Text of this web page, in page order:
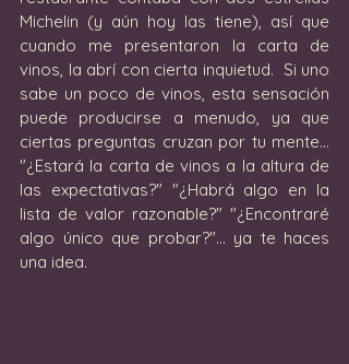
Michelin (y aún hoy las tiene), así que
cuando me presentaron la carta de
vinos, la abrí con cierta inquietud.  Si uno
sabe un poco de vinos, esta sensación
puede producirse a menudo, ya que
ciertas preguntas cruzan por tu mente...
"¿Estará la carta de vinos a la altura de
las expectativas?" "¿Habrá algo en la
lista de valor razonable?" "¿Encontraré
algo único que probar?"... ya te haces
una idea.